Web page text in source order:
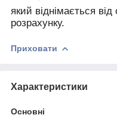
який віднімається
розрахунку.
Приховати
Характеристики
Основні